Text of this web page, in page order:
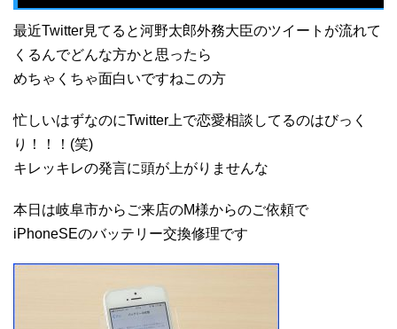
最近Twitter見てると河野太郎外務大臣のツイートが流れて
くるんでどんな方かと思ったら
めちゃくちゃ面白いですねこの方
忙しいはずなのにTwitter上で恋愛相談してるのはびっく
り！！！(笑)
キレッキレの発言に頭が上がりませんな
本日は岐阜市からご来店のM様からのご依頼で
iPhoneSEのバッテリー交換修理です